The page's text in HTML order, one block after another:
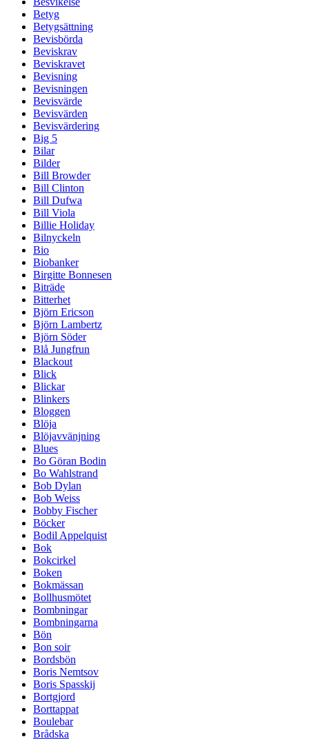
Betyg
Betygsättning
Bevisbörda
Beviskrav
Beviskravet
Bevisning
Bevisningen
Bevisvärde
Bevisvärden
Bevisvärdering
Big 5
Bilar
Bilder
Bill Browder
Bill Clinton
Bill Dufwa
Bill Viola
Billie Holiday
Bilnyckeln
Bio
Biobanker
Birgitte Bonnesen
Biträde
Bitterhet
Björn Ericson
Björn Lambertz
Björn Söder
Blå Jungfrun
Blackout
Blick
Blickar
Blinkers
Bloggen
Blöja
Blöjavvänjning
Blues
Bo Göran Bodin
Bo Wahlstrand
Bob Dylan
Bob Weiss
Bobby Fischer
Böcker
Bodil Appelquist
Bok
Bokcirkel
Boken
Bokmässan
Bollhusmötet
Bombningar
Bombningarna
Bön
Bon soir
Bordsbön
Boris Nemtsov
Boris Spasskij
Bortgjord
Borttappat
Boulebar
Brådska